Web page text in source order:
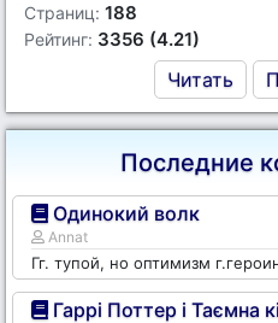
Страниц: 188
Рейтинг: 3356 (4.21)
Читать
Последние
Одинокий волк
Annat
Гг. тупой, но оптимизм
Гаррі Поттер і Таємна